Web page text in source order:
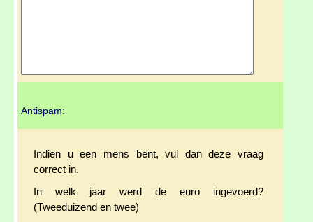
Antispam:
Indien u een mens bent, vul dan deze vraag
correct in.
In welk jaar werd de euro ingevoerd?
(Tweeduizend en twee)